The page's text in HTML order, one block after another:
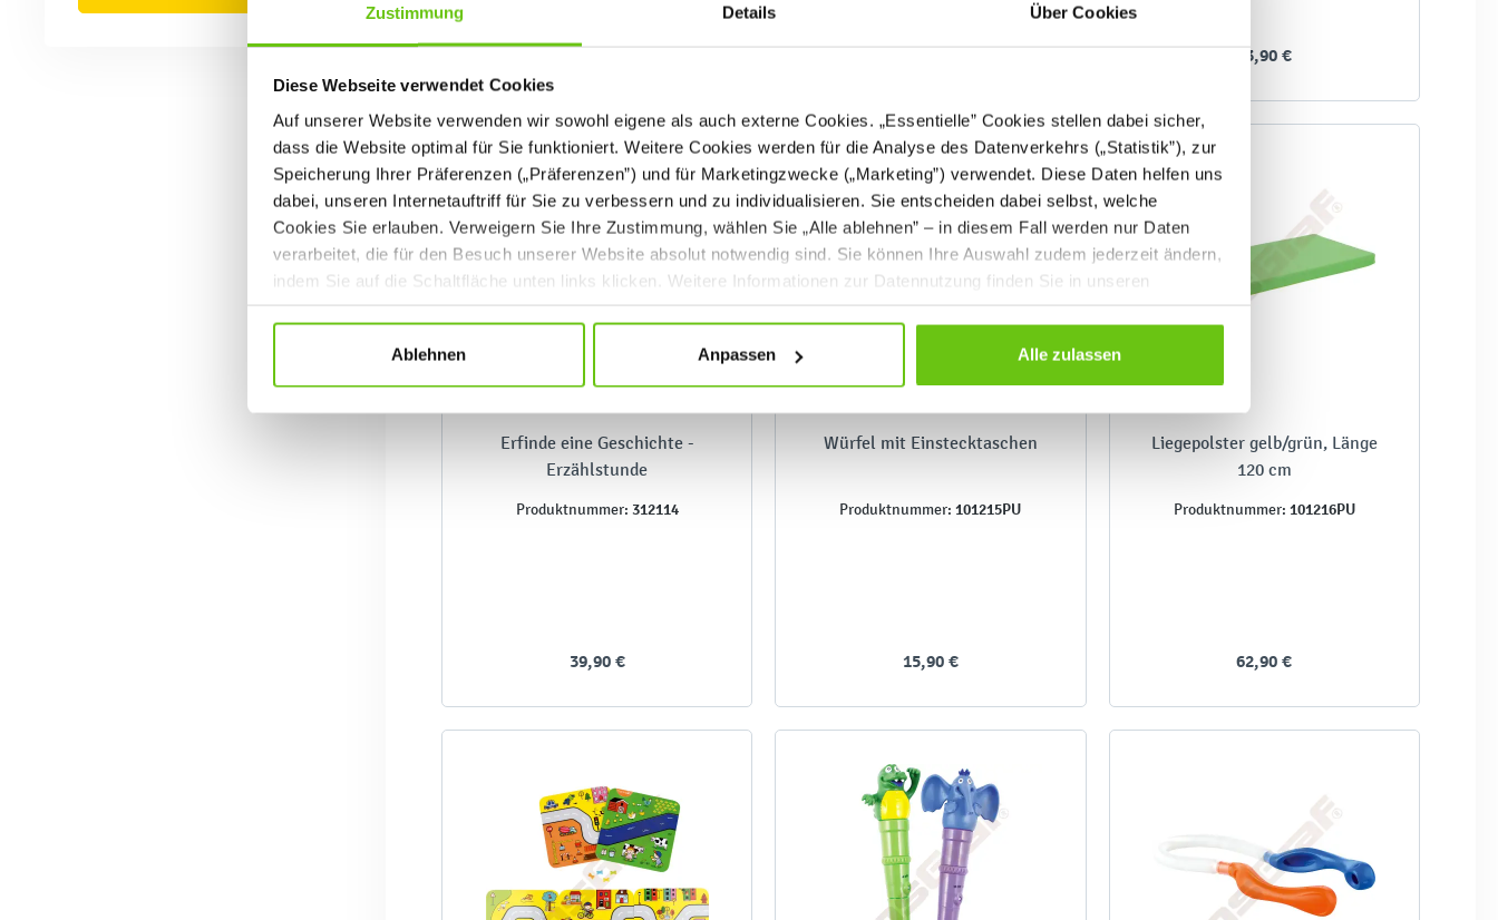
Zustimmung Details Über Cookies
Diese Webseite verwendet Cookies
Auf unserer Website verwenden wir sowohl eigene als auch externe Cookies. „Essentielle” Cookies stellen dabei sicher,
dass die Website optimal für Sie funktioniert. Weitere Cookies werden für die Analyse des Datenverkehrs („Statistik”), zur
Speicherung Ihrer Präferenzen („Präferenzen”) und für Marketingzwecke („Marketing”) verwendet. Diese Daten helfen uns
dabei, unseren Internetauftriff für Sie zu verbessern und zu individualisieren. Sie entscheiden dabei selbst, welche
Cookies Sie erlauben. Verweigern Sie Ihre Zustimmung, wählen Sie „Alle ablehnen” – in diesem Fall werden nur Daten
verarbeitet, die für den Besuch unserer Website absolut notwendig sind. Sie können Ihre Auswahl zudem jederzeit ändern,
indem Sie auf die Schaltfläche unten links klicken. Weitere Informationen zur Datennutzung finden Sie in unseren
Datenschutzrichtlinien.
Ablehnen Anpassen Alle zulassen
20,90 € 279,90 € 33,90 €
Erfinde eine Geschichte -
Erzählstunde
Produktnummer: 312114
39,90 €
Würfel mit Einstecktaschen
Produktnummer: 101215PU
15,90 €
Liegepolster gelb/grün, Länge
120 cm
Produktnummer: 101216PU
62,90 €